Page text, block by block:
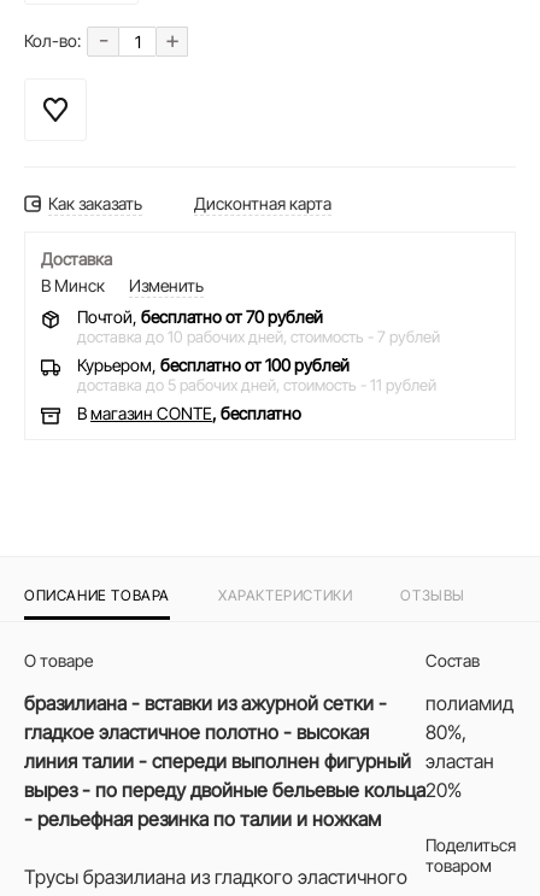
Кол-во: - +
Как заказать Дисконтная карта
Доставка
В Минск
Изменить
Почтой, бесплатно от 70 рублей
доставка до 10 рабочих дней, стоимость - 7 рублей
Курьером, бесплатно от 100 рублей
доставка до 5 рабочих дней, стоимость - 11 рублей
Вмагазин CONTE, бесплатно
ОПИСАНИЕ ТОВАРА ХАРАКТЕРИСТИКИ ОТЗЫВЫ
О товаре
бразилиана - вставки из ажурной сетки -
гладкое эластичное полотно - высокая
линия талии - спереди выполнен фигурный
вырез - по переду двойные бельевые кольца
- рельефная резинка по талии и ножкам
Трусы бразилиана из гладкого эластичного
Состав
полиамид
80%,
эластан
20%
Поделиться
товаром